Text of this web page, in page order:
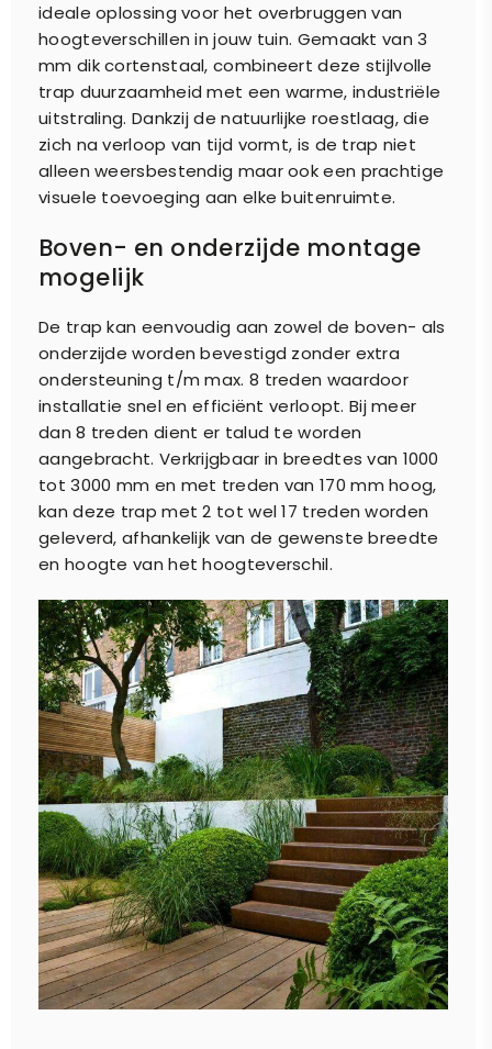
ideale oplossing voor het overbruggen van
hoogteverschillen in jouw tuin. Gemaakt van 3
mm dik cortenstaal, combineert deze stijlvolle
trap duurzaamheid met een warme, industriële
uitstraling. Dankzij de natuurlijke roestlaag, die
zich na verloop van tijd vormt, is de trap niet
alleen weersbestendig maar ook een prachtige
visuele toevoeging aan elke buitenruimte.
Boven- en onderzijde montage
mogelijk
De trap kan eenvoudig aan zowel de boven- als
onderzijde worden bevestigd zonder extra
ondersteuning t/m max. 8 treden waardoor
installatie snel en efficiënt verloopt. Bij meer
dan 8 treden dient er talud te worden
aangebracht. Verkrijgbaar in breedtes van 1000
tot 3000 mm en met treden van 170 mm hoog,
kan deze trap met 2 tot wel 17 treden worden
geleverd, afhankelijk van de gewenste breedte
en hoogte van het hoogteverschil.